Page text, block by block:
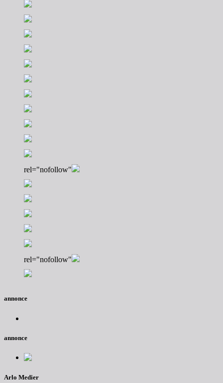
rel="nofollow"
rel="nofollow"
annonce
annonce
Arlo Medier